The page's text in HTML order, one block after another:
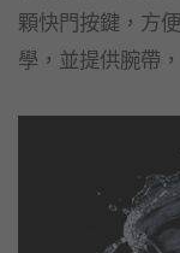
顆快門按鍵，方
學，並提供腕帶